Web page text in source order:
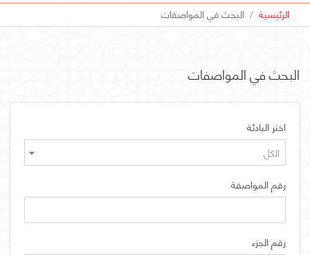
الرئيسية البحث في المواصفات
البحث في المواصفات
اختر البادئة
الكل
رقم المواصفة
رقم الجزء